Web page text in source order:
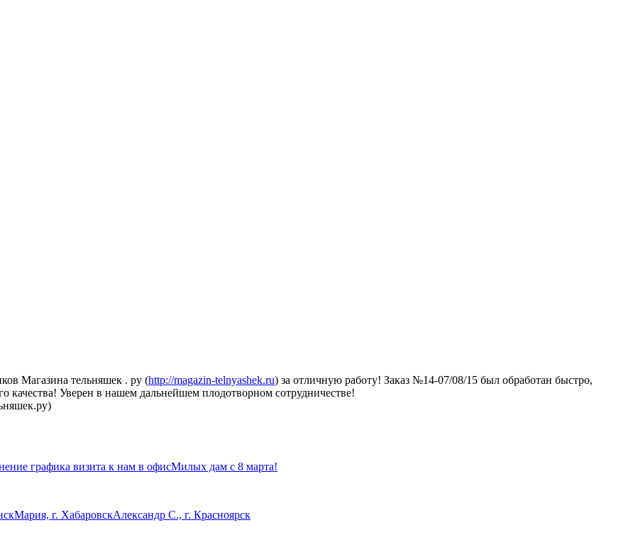
Магазина тельняшек . ру (http://magazin-telnyashek.ru) за отличную работу! Заказ №14-07/08/15 был обработан быстро,
качества! Уверен в нашем дальнейшем плодотворном сотрудничестве!
графика визита к нам в офисМилых дам с 8 марта!
Мария, г. ХабаровскАлександр С., г. Красноярск